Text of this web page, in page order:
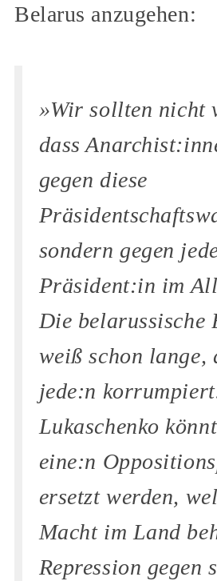
Belarus anzugehen:
»Wir sollten nicht
dass
gegen diese
sondern gegen
Präsident:in im
Die belarussische
weiß schon lange,
jede:n
Lukaschenko
eine:n
ersetzt werden,
Macht im Land
Repression gegen